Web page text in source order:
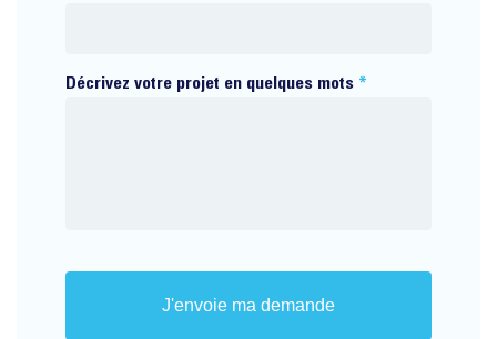
Décrivez votre projet en quelques mots *